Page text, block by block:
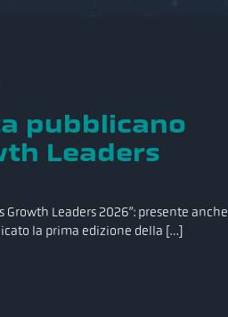
pubblicano
Leaders
Growth Leaders 2026”: presente anche
la prima edizione della […]